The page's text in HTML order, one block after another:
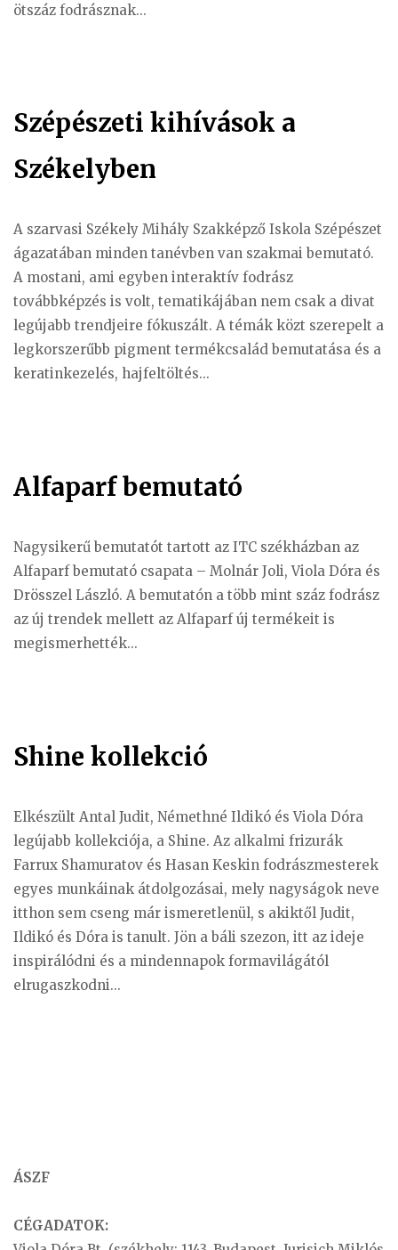
ötszáz fodrásznak...
Szépészeti kihívások a
Székelyben
A szarvasi Székely Mihály Szakképző Iskola Szépészet
ágazatában minden tanévben van szakmai bemutató.
A mostani, ami egyben interaktív fodrász
továbbképzés is volt, tematikájában nem csak a divat
legújabb trendjeire fókuszált. A témák közt szerepelt a
legkorszerűbb pigment termékcsalád bemutatása és a
keratinkezelés, hajfeltöltés...
Alfaparf bemutató
Nagysikerű bemutatót tartott az ITC székházban az
Alfaparf bemutató csapata – Molnár Joli, Viola Dóra és
Drösszel László. A bemutatón a több mint száz fodrász
az új trendek mellett az Alfaparf új termékeit is
megismerhették...
Shine kollekció
Elkészült Antal Judit, Némethné Ildikó és Viola Dóra
legújabb kollekciója, a Shine. Az alkalmi frizurák
Farrux Shamuratov és Hasan Keskin fodrászmesterek
egyes munkáinak átdolgozásai, mely nagyságok neve
itthon sem cseng már ismeretlenül, s akiktől Judit,
Ildikó és Dóra is tanult. Jön a báli szezon, itt az ideje
inspirálódni és a mindennapok formavilágától
elrugaszkodni...
ÁSZF
CÉGADATOK: